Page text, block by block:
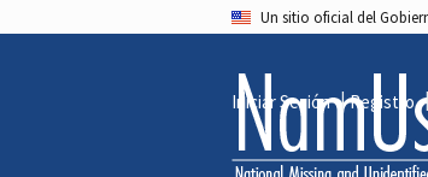
Un sitio oficial del
Iniciar Sesión Registro